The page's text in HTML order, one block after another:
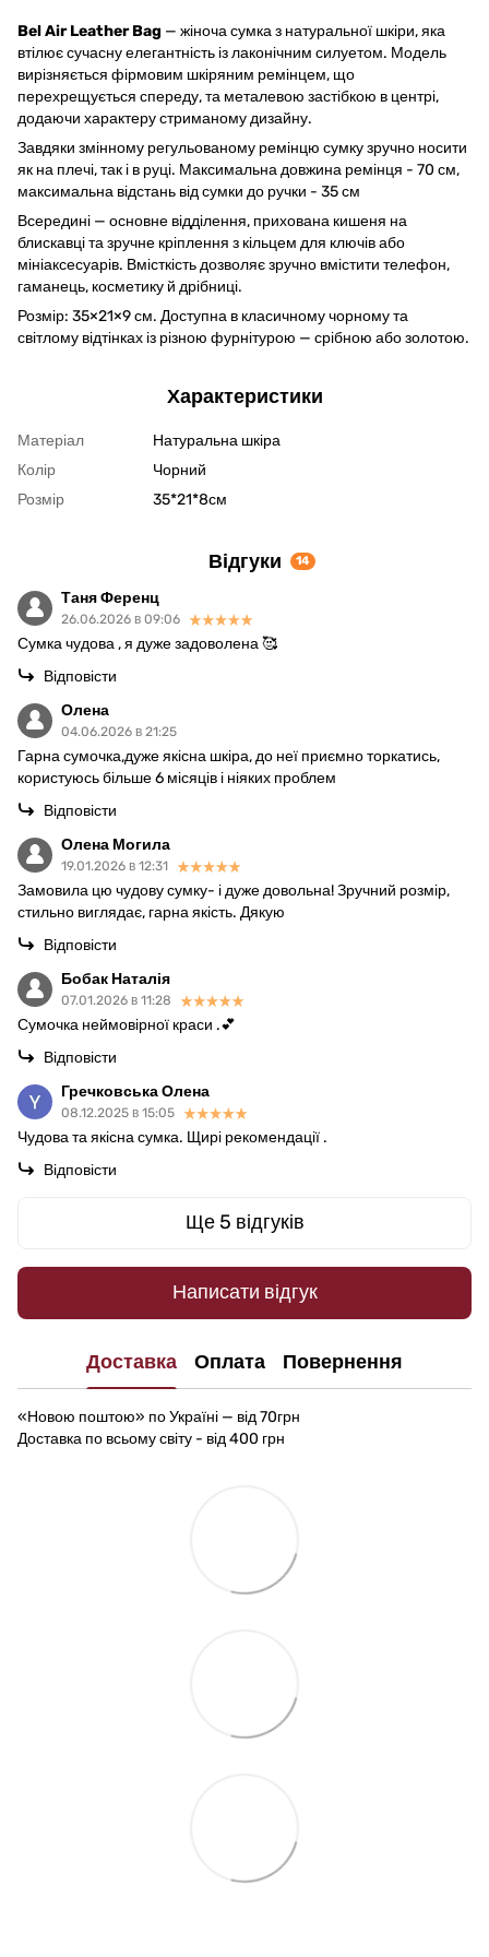
Bel Air Leather Bag — жіноча сумка з натуральної шкіри, яка
втілює сучасну елегантність із лаконічним силуетом. Модель
вирізняється фірмовим шкіряним ремінцем, що
перехрещується спереду, та металевою застібкою в центрі,
додаючи характеру стриманому дизайну.
Завдяки змінному регульованому ремінцю сумку зручно носити
як на плечі, так і в руці. Максимальна довжина ремінця - 70 см,
максимальна відстань від сумки до ручки - 35 см
Всередині — основне відділення, прихована кишеня на
блискавці та зручне кріплення з кільцем для ключів або
мініаксесуарів. Вмісткість дозволяє зручно вмістити телефон,
гаманець, косметику й дрібниці.
Розмір: 35×21×9 см. Доступна в класичному чорному та
світлому відтінках із різною фурнітурою — срібною або золотою.
Характеристики
Матеріал
Натуральна шкіра
Колір
Чорний
Розмір
35*21*8см
Відгуки 14
Таня Ференц
26.06.2026 в 09:06
Сумка чудова , я дуже задоволена 🥰
Відповісти
Олена
04.06.2026 в 21:25
Гарна сумочка,дуже якісна шкіра, до неї приємно торкатись,
користуюсь більше 6 місяців і ніяких проблем
Відповісти
Олена Могила
19.01.2026 в 12:31
Замовила цю чудову сумку- і дуже довольна! Зручний розмір,
стильно виглядає, гарна якість. Дякую
Відповісти
Бобак Наталія
07.01.2026 в 11:28
Сумочка неймовірної краси .💕
Відповісти
Гречковська Олена
08.12.2025 в 15:05
Чудова та якісна сумка. Щирі рекомендації .
Відповісти
Ще 5 відгуків
Написати відгук
Доставка Оплата Повернення
«Новою поштою» по Україні — від 70грн
Доставка по всьому світу - від 400 грн